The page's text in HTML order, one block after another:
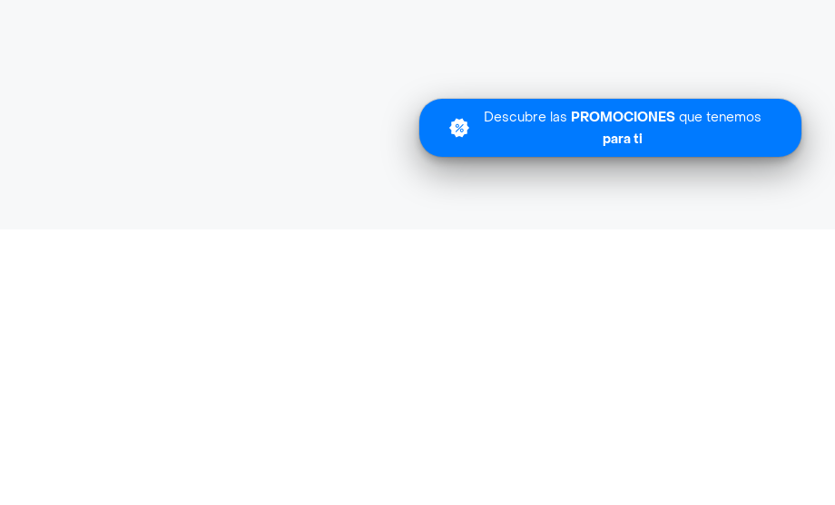
Descubre las PROMOCIONES que tenemos
para ti